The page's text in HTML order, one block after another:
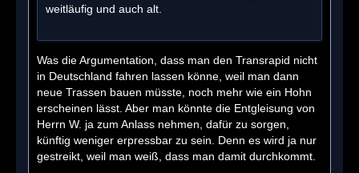
weitläufig und auch alt.
Was die Argumentation, dass man den Transrapid nicht
in Deutschland fahren lassen könne, weil man dann
neue Trassen bauen müsste, noch mehr wie ein Hohn
erscheinen lässt. Aber man könnte die Entgleisung von
Herrn W. ja zum Anlass nehmen, dafür zu sorgen,
künftig weniger erpressbar zu sein. Denn es wird ja nur
gestreikt, weil man weiß, dass man damit durchkommt.